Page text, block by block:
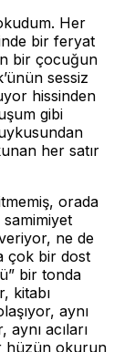
Her
bir feryat
bir çocuğun
sessiz
hissinden
gibi
her satır
orada
samimiyet
ne de
çok bir dost
bir tonda
kitabı
aynı
acıları
hüzün okurun